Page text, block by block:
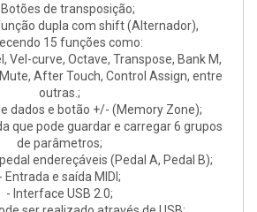
Botões de transposição;
dupla com shift (Alternador),
15 funções como:
Vel-curve, Octave, Transpose, Bank M,
Mute, After Touch, Control Assign, entre
outras.;
dados e botão +/- (Memory Zone);
que pode guardar e carregar 6 grupos
de parâmetros;
endereçáveis (Pedal A, Pedal B);
- Entrada e saída MIDI;
- Interface USB 2.0;